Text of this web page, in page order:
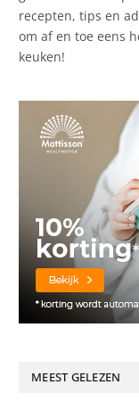
recepten, tips en
om af en toe eens
keuken!
MEEST GELEZEN